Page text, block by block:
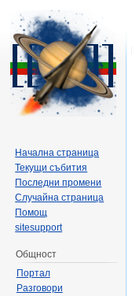
Начална страница
Текущи събития
Последни промени
Случайна страница
Помощ
sitesupport
Общност
Портал
Разговори